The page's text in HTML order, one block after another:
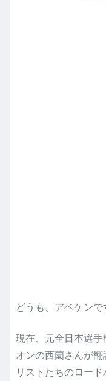
どうも、アベケンで
現在、元全日本選
オンの西薗さんが
リストたちのロー